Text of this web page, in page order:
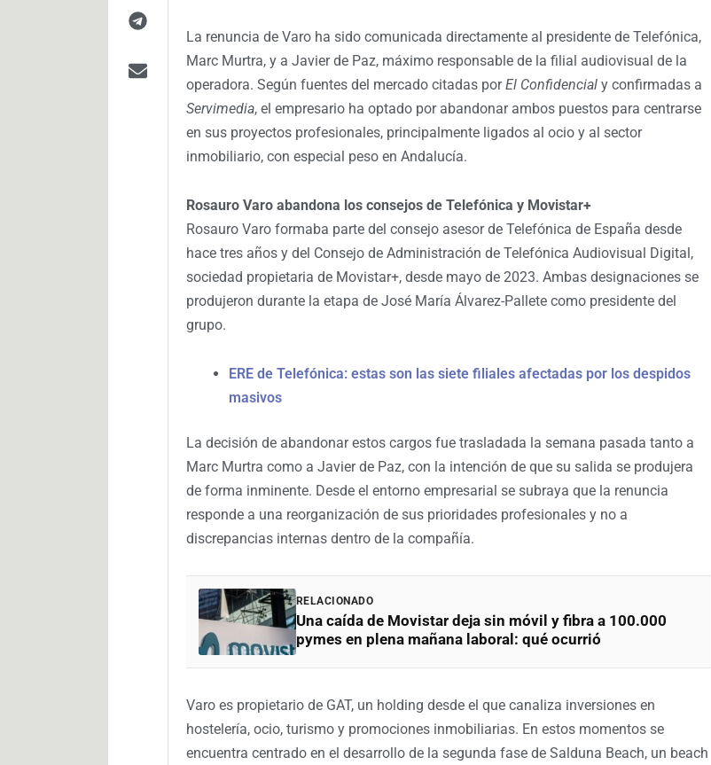
La renuncia de Varo ha sido comunicada directamente al presidente de Telefónica,
Marc Murtra, y a Javier de Paz, máximo responsable de la filial audiovisual de la
operadora. Según fuentes del mercado citadas porEl Confidencial y confirmadas a
Servimedia, el empresario ha optado por abandonar ambos puestos para centrarse
en sus proyectos profesionales, principalmente ligados al ocio y al sector
inmobiliario, con especial peso en Andalucía.
Rosauro Varo abandona los consejos de Telefónica y Movistar+
Rosauro Varo formaba parte del consejo asesor de Telefónica de España desde
hace tres años y del Consejo de Administración de Telefónica Audiovisual Digital,
sociedad propietaria de Movistar+, desde mayo de 2023. Ambas designaciones se
produjeron durante la etapa de José María Álvarez-Pallete como presidente del
grupo.
ERE de Telefónica: estas son las siete filiales afectadas por los despidos
masivos
La decisión de abandonar estos cargos fue trasladada la semana pasada tanto a
Marc Murtra como a Javier de Paz, con la intención de que su salida se produjera
de forma inminente. Desde el entorno empresarial se subraya que la renuncia
responde a una reorganización de sus prioridades profesionales y no a
discrepancias internas dentro de la compañía.
RELACIONADO
Una caída de Movistar deja sin móvil y fibra a 100.000
pymes en plena mañana laboral: qué ocurrió
Varo es propietario de GAT, un holding desde el que canaliza inversiones en
hostelería, ocio, turismo y promociones inmobiliarias. En estos momentos se
encuentra centrado en el desarrollo de la segunda fase de Salduna Beach, un beach